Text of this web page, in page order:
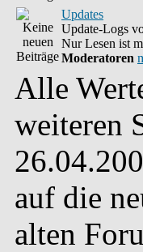
Updates
Update-Logs
Nur Lesen ist
Moderatoren
Alle
weiteren
auf die
alten